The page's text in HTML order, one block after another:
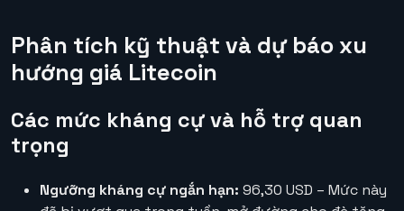
Phân tích kỹ thuật và dự báo xu
hướng giá Litecoin
Các mức kháng cự và hỗ trợ quan
trọng
Ngưỡng kháng cự ngắn hạn: 96,30 USD – Mức này